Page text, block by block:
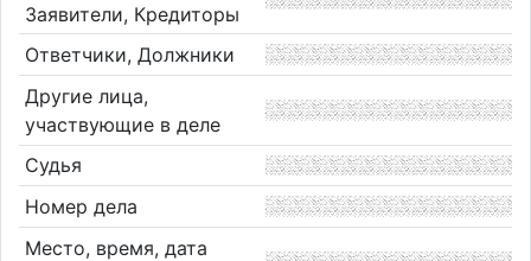
Заявители, Кредиторы
Ответчики, Должники
Другие лица,
участвующие в деле
Судья
Номер дела
Место, время, дата